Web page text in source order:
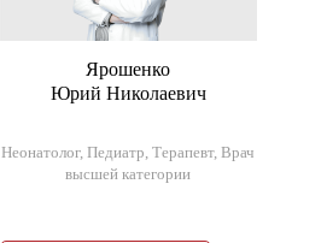
Ярошенко
Юрий Николаевич
Неонатолог, Педиатр, Терапевт, Врач
высшей категории